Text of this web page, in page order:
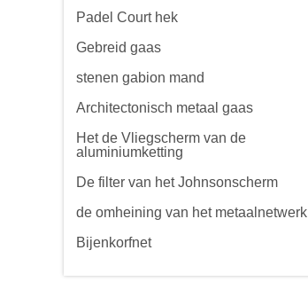
Padel Court hek
Gebreid gaas
stenen gabion mand
Architectonisch metaal gaas
Het de Vliegscherm van de
aluminiumketting
De filter van het Johnsonscherm
de omheining van het metaalnetwerk
Bijenkorfnet